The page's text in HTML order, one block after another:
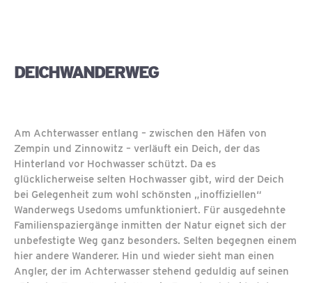
DEICHWANDERWEG
Am Achterwasser entlang – zwischen den Häfen von
Zempin und Zinnowitz – verläuft ein Deich, der das
Hinterland vor Hochwasser schützt. Da es
glücklicherweise selten Hochwasser gibt, wird der Deich
bei Gelegenheit zum wohl schönsten „inoffiziellen“
Wanderwegs Usedoms umfunktioniert. Für ausgedehnte
Familienspaziergänge inmitten der Natur eignet sich der
unbefestigte Weg ganz besonders. Selten begegnen einem
hier andere Wanderer. Hin und wieder sieht man einen
Angler, der im Achterwasser stehend geduldig auf seinen